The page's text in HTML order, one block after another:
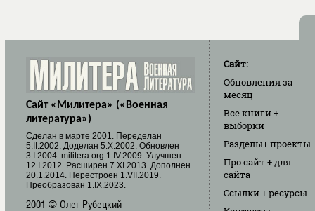
Сайт «Милитера» («Военная
литература»)
Cделан в марте 2001. Переделан
5.II.2002. Доделан 5.X.2002. Обновлен
3.I.2004. militera.org 1.IV.2009. Улучшен
12.I.2012. Расширен 7.XI.2013. Дополнен
20.1.2014. Перестроен 1.VII.2019.
Преобразован 1.IX.2023.
2001 © Олег Рубецкий
Сайт:
Обновленияза
месяц
Все книги+
выборки
Разделы+ проекты
Про сайт + для
сайта
Ссылки+ ресурсы